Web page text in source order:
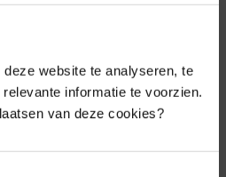
website te analyseren, te
informatie te voorzien.
van deze cookies?